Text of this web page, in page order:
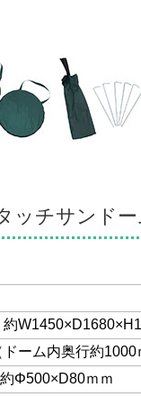
ッチサンド
約
内奥行約1000
約Φ500×D80ｍｍ